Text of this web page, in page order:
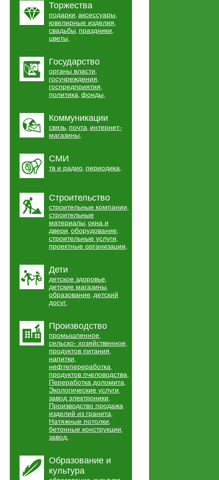
Торжества
подарки, аксессуары,
ювелирные изделия,
свадьбы, праздники,
цветы,
Государство
органы власти,
госучреждения,
госпредприятия,
политика, фонды,
Коммуникации
связь, почта, интернет-
магазины,
СМИ
тв и радио, периодика,
Строительство
строительные компании,
строительные
материалы, окна и
двери, оборудование,
строительные услуги,
проектные организации,
Дети
детское здоровье,
детские магазины,
образование, детский
досуг,
Производство
промышленное,
сельско- хозяйственное,
продуктов питания,
напитки,
нефтепереработка,
продуктов пчеловодства,
Переработка доломита,
Экологические услуги,
завод электроники,
Производство продажа
изделий из гранита,
Натяжные потолки,
бетонные конструкции,
завод,
Образование и
культура